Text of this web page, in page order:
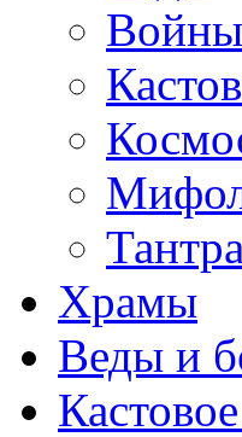
Тантра
Храмы
Веды и